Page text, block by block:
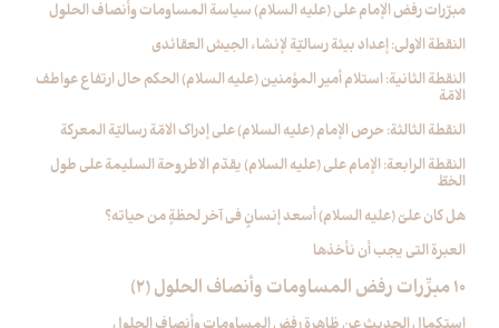
مبرّرات رفض الإمام علي (عليه السلام) سياسة المساومات وأنصاف الحلول
النقطة الاولى: إعداد بيئة رساليّة لإنشاء الجيش العقائدي
النقطة الثانية: استلام أمير المؤمنين (عليه السلام) الحكم حال ارتفاع عواطف
الامّة
النقطة الثالثة: حرص الإمام (عليه السلام) على إدراك الامّة رساليّة المعركة
النقطة الرابعة: الإمام علي (عليه السلام) يقدّم الاطروحة السليمة على طول
الخطّ
هل كان عليّ (عليه السلام) أسعد إنسانٍ في آخر لحظةٍ من حياته؟
العبرة التي يجب أن نأخذها
10 مبرِّرات رفض المساومات وأنصاف الحلول (2)